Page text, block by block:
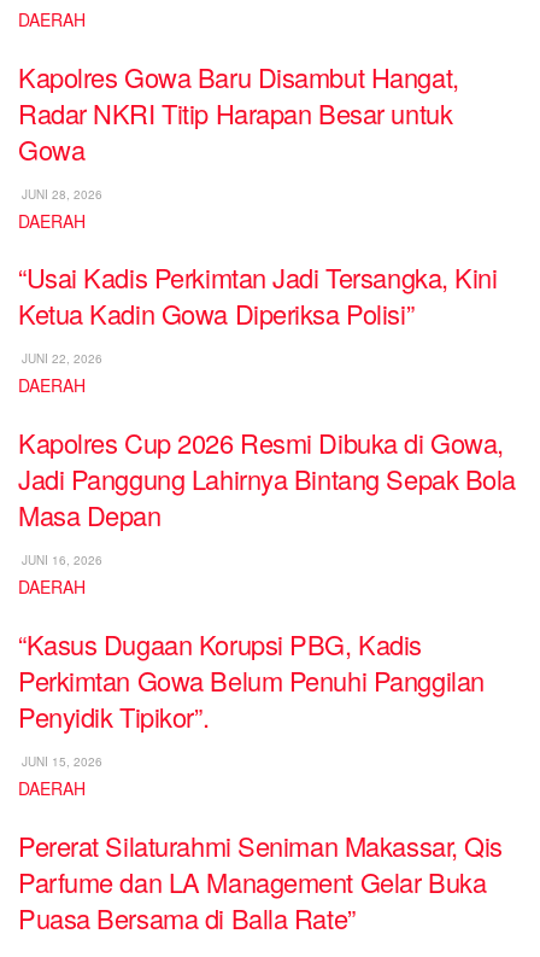
DAERAH
Kapolres Gowa Baru Disambut Hangat,
Radar NKRI Titip Harapan Besar untuk
Gowa
JUNI 28, 2026
DAERAH
“Usai Kadis Perkimtan Jadi Tersangka, Kini
Ketua Kadin Gowa Diperiksa Polisi”
JUNI 22, 2026
DAERAH
Kapolres Cup 2026 Resmi Dibuka di Gowa,
Jadi Panggung Lahirnya Bintang Sepak Bola
Masa Depan
JUNI 16, 2026
DAERAH
“Kasus Dugaan Korupsi PBG, Kadis
Perkimtan Gowa Belum Penuhi Panggilan
Penyidik Tipikor”.
JUNI 15, 2026
DAERAH
Pererat Silaturahmi Seniman Makassar, Qis
Parfume dan LA Management Gelar Buka
Puasa Bersama di Balla Rate”